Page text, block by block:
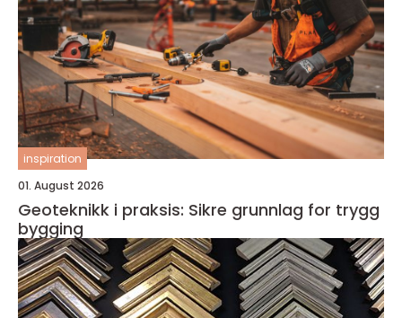
inspiration
01. August 2026
Geoteknikk i praksis: Sikre grunnlag for trygg
bygging